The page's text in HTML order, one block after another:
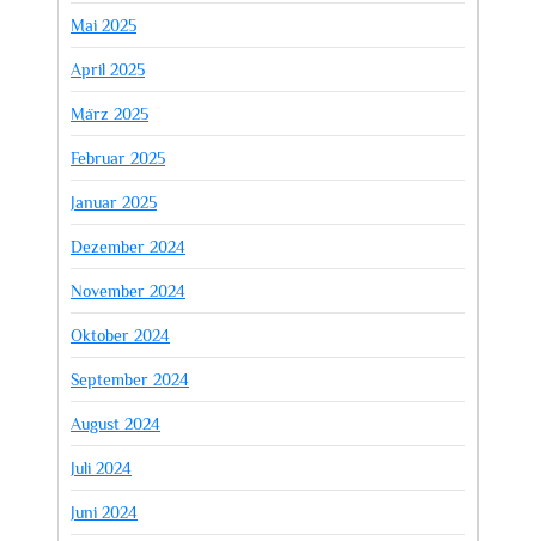
Mai 2025
April 2025
März 2025
Februar 2025
Januar 2025
Dezember 2024
November 2024
Oktober 2024
September 2024
August 2024
Juli 2024
Juni 2024